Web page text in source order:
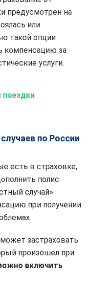
предусмотрен на
или
такой опции
компенсацию за
услуги.
поездки
по России
есть в страховке,
полис
случай»
при получении
застраховать
произошел при
включить